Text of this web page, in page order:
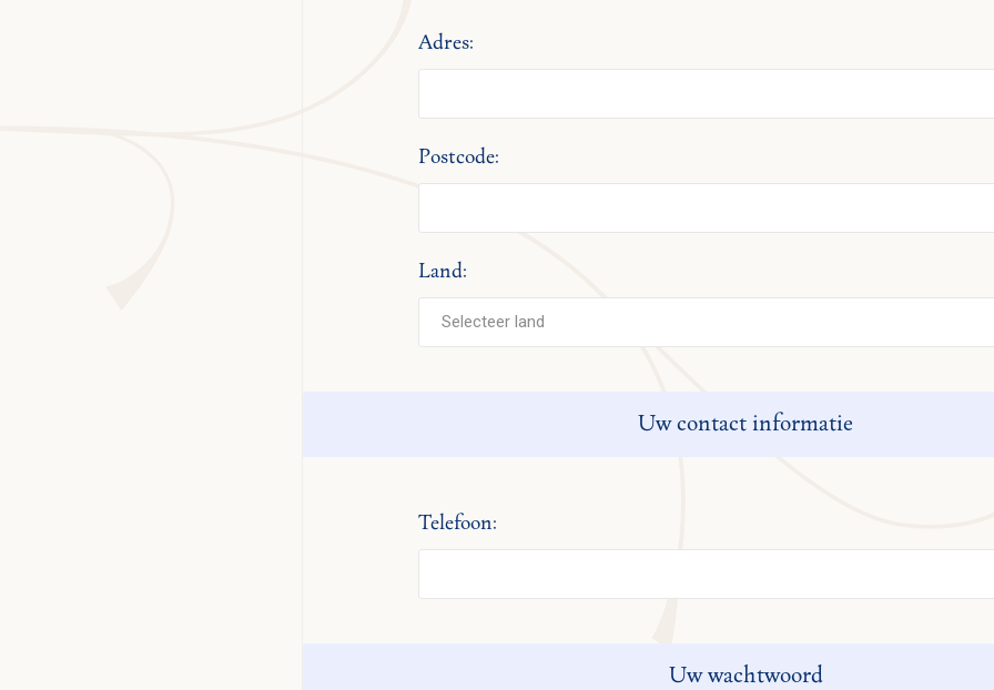
Adres:
Postcode:
Land:
Uw contact informatie
Telefoon:
Uw wachtwoord